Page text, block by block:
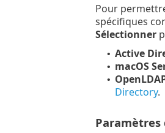
Pour
spécifiques
Sélectionner
• Active
• macOS
•
Directory.